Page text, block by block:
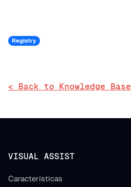
Registry
< Back to Knowledge Base
VISUAL ASSIST
Características